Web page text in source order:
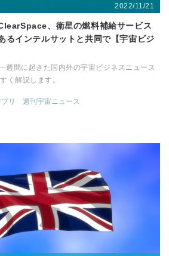
2022/11/21
、衛星の燃料補給サービス
るインテルサットと共同で【宇宙ビジ
週間に起きた国内外の宇宙ビジネスニュース
く解説します。
リ 週刊宇宙ニュース